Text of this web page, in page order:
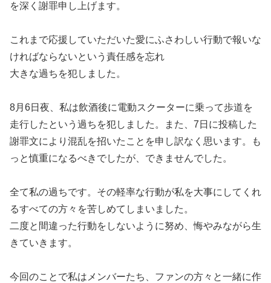
を深く謝罪申し上げます。
これまで応援していただいた愛にふさわしい行動で報いな
ければならないという責任感を忘れ
大きな過ちを犯しました。
8月6日夜、私は飲酒後に電動スクーターに乗って歩道を
走行したという過ちを犯しました。また、7日に投稿した
謝罪文により混乱を招いたことを申し訳なく思います。も
っと慎重になるべきでしたが、できませんでした。
全て私の過ちです。その軽率な行動が私を大事にしてくれ
るすべての方々を苦しめてしまいました。
二度と間違った行動をしないように努め、悔やみながら生
きていきます。
今回のことで私はメンバーたち、ファンの方々と一緒に作